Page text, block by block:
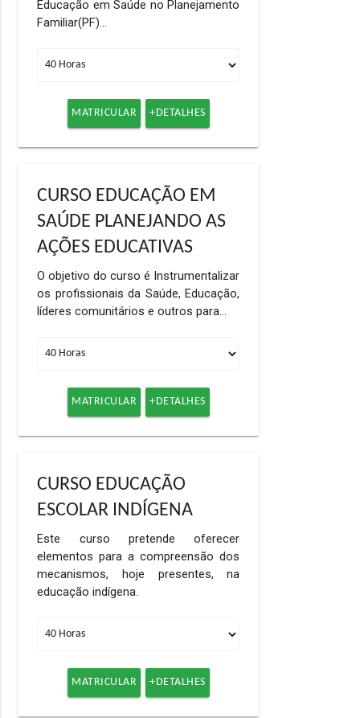
Educação em Saúde no Planejamento
Familiar(PF)…
MATRICULAR +DETALHES
CURSO EDUCAÇÃO EM
SAÚDE PLANEJANDO AS
AÇÕES EDUCATIVAS
O objetivo do curso é Instrumentalizar
os profissionais da Saúde, Educação,
líderes comunitários e outros para…
MATRICULAR +DETALHES
CURSO EDUCAÇÃO
ESCOLAR INDÍGENA
Este curso pretende oferecer
elementos para a compreensão dos
mecanismos, hoje presentes, na
educação indígena.
MATRICULAR +DETALHES